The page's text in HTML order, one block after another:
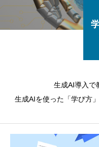
生成AI導入で
生成AIを使った「学び方